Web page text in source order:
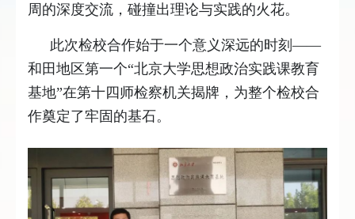
周的深度交流，碰撞出理论与实践的火花。
此次检校合作始于一个意义深远的时刻——
和田地区第一个“北京大学思想政治实践课教育
基地”在第十四师检察机关揭牌，为整个检校合
作奠定了牢固的基石。